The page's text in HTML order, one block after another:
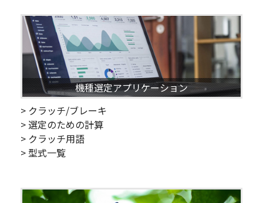
機種選定アプリケーション
> クラッチ/ブレーキ
> 選定のための計算
> クラッチ用語
> 型式一覧